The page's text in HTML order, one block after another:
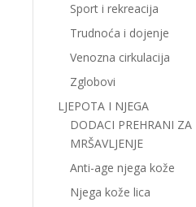
Sport i rekreacija
Trudnoća i dojenje
Venozna cirkulacija
Zglobovi
LJEPOTA I NJEGA
DODACI PREHRANI ZA
MRŠAVLJENJE
Anti-age njega kože
Njega kože lica